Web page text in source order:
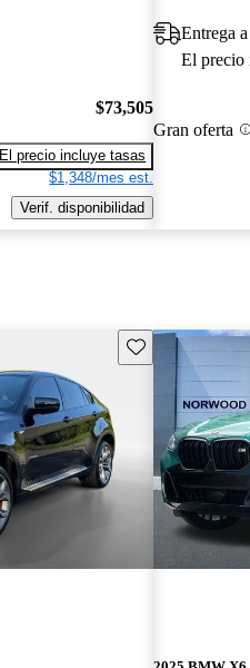
$73,505
El precio incluye tasas
$1,348/mes est.
Verif. disponibilidad
Entrega
El precio
Gran oferta
Guarda este Aviso